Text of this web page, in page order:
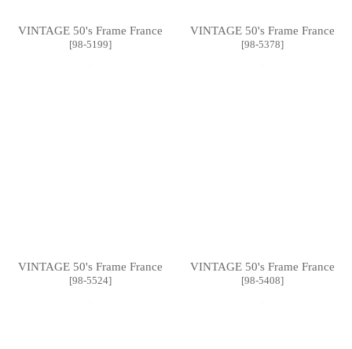
VINTAGE 50's Frame France
[98-5199]
VINTAGE 50's Frame France
[98-5378]
VINTAGE 50's Frame France
[98-5524]
VINTAGE 50's Frame France
[98-5408]